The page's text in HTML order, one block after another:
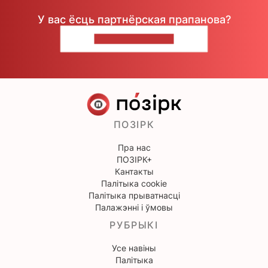
У вас ёсць партнёрская прапанова?
ПОЗІРК
Пра нас
ПОЗІРК+
Кантакты
Палітыка cookie
Палітыка прыватнасці
Палажэнні і ўмовы
РУБРЫКІ
Усе навіны
Палітыка